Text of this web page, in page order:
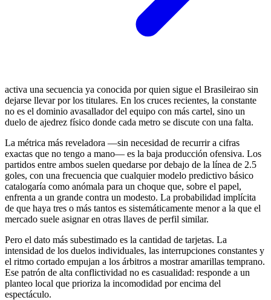
activa una secuencia ya conocida por quien sigue el Brasileirao sin
dejarse llevar por los titulares. En los cruces recientes, la constante
no es el dominio avasallador del equipo con más cartel, sino un
duelo de ajedrez físico donde cada metro se discute con una falta.
La métrica más reveladora —sin necesidad de recurrir a cifras
exactas que no tengo a mano— es la baja producción ofensiva. Los
partidos entre ambos suelen quedarse por debajo de la línea de 2.5
goles, con una frecuencia que cualquier modelo predictivo básico
catalogaría como anómala para un choque que, sobre el papel,
enfrenta a un grande contra un modesto. La probabilidad implícita
de que haya tres o más tantos es sistemáticamente menor a la que el
mercado suele asignar en otras llaves de perfil similar.
Pero el dato más subestimado es la cantidad de tarjetas. La
intensidad de los duelos individuales, las interrupciones constantes y
el ritmo cortado empujan a los árbitros a mostrar amarillas temprano.
Ese patrón de alta conflictividad no es casualidad: responde a un
planteo local que prioriza la incomodidad por encima del
espectáculo.